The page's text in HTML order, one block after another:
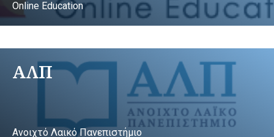
Online Education
ΑΛΠ
Ανοιχτό Λαικό Πανεπιστήμιο